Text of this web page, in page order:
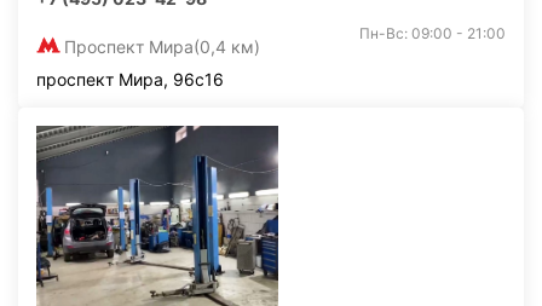
Проспект Мира(0,4 км)
Пн-Вс: 09:00 - 21:00
проспект Мира, 96с16